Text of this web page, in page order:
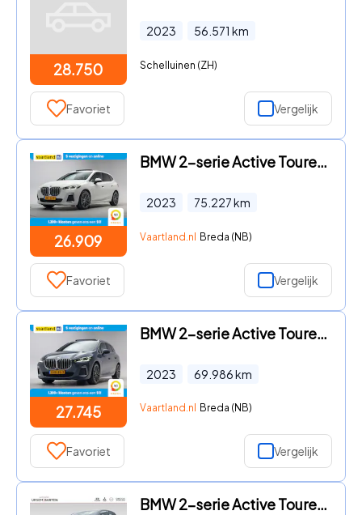
28.750
2023 56.571 km
Schelluinen (ZH)
Favoriet Vergelijk
26.909
BMW 2-serie Active Tourer - 218i M Sport Aut. [ Panorama Leder HUD HarmanKardon ]
2023 75.227km
Vaartland.nl Breda (NB)
Favoriet Vergelijk
27.745
BMW 2-serie Active Tourer - 218i M Sport Aut. [ Pano Leder HUD HarmanKardon ]
2023 69.986km
Vaartland.nl Breda (NB)
Favoriet Vergelijk
BMW 2-serie Active Tourer - 220i l M-Sport | 18 inch M Dubbelspaak (Styling 938 M) in Bi